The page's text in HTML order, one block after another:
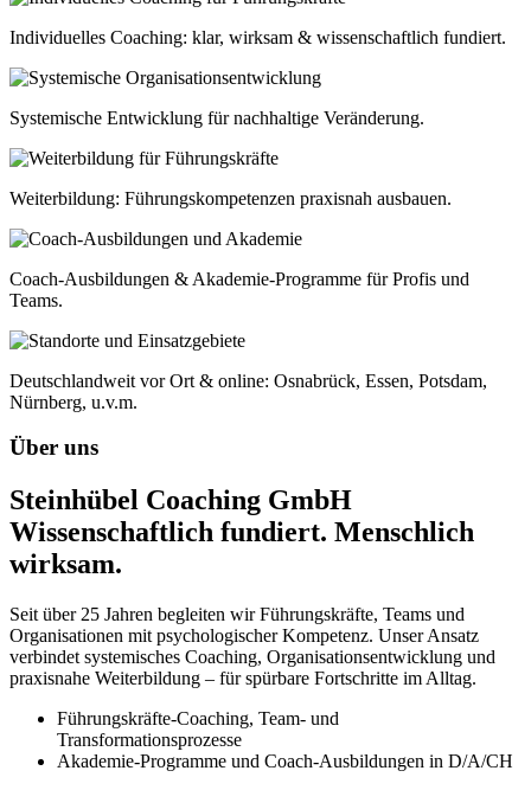
Individuelles Coaching: klar, wirksam & wissenschaftlich fundiert.
Systemische Entwicklung für nachhaltige Veränderung.
Weiterbildung: Führungskompetenzen praxisnah ausbauen.
Coach-Ausbildungen & Akademie-Programme für Profis und
Teams.
Deutschlandweit vor Ort & online: Osnabrück, Essen, Potsdam,
Nürnberg, u.v.m.
Über uns
Steinhübel Coaching GmbH
Wissenschaftlich fundiert. Menschlich
wirksam.
Seit über 25 Jahren begleiten wir Führungskräfte, Teams und
Organisationen mit psychologischer Kompetenz. Unser Ansatz
verbindet systemisches Coaching, Organisationsentwicklung und
praxisnahe Weiterbildung – für spürbare Fortschritte im Alltag.
Führungskräfte-Coaching, Team- und
Transformationsprozesse
Akademie-Programme und Coach-Ausbildungen in D/A/CH